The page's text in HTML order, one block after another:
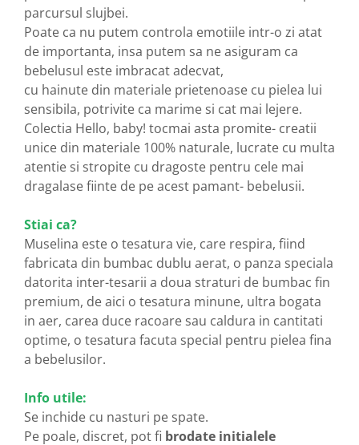
parcursul slujbei.
Poate ca nu putem controla emotiile intr-o zi atat
de importanta, insa putem sa ne asiguram ca
bebelusul este imbracat adecvat,
cu hainute din materiale prietenoase cu pielea lui
sensibila, potrivite ca marime si cat mai lejere.
Colectia Hello, baby! tocmai asta promite- creatii
unice din materiale 100% naturale, lucrate cu multa
atentie si stropite cu dragoste pentru cele mai
dragalase fiinte de pe acest pamant- bebelusii.
Stiai ca?
Muselina este o tesatura vie, care respira, fiind
fabricata din bumbac dublu aerat, o panza speciala
datorita inter-tesarii a doua straturi de bumbac fin
premium, de aici o tesatura minune, ultra bogata
in aer, carea duce racoare sau caldura in cantitati
optime, o tesatura facuta special pentru pielea fina
a bebelusilor.
Info utile:
Se inchide cu nasturi pe spate.
Pe poale, discret, pot fi brodate initialele